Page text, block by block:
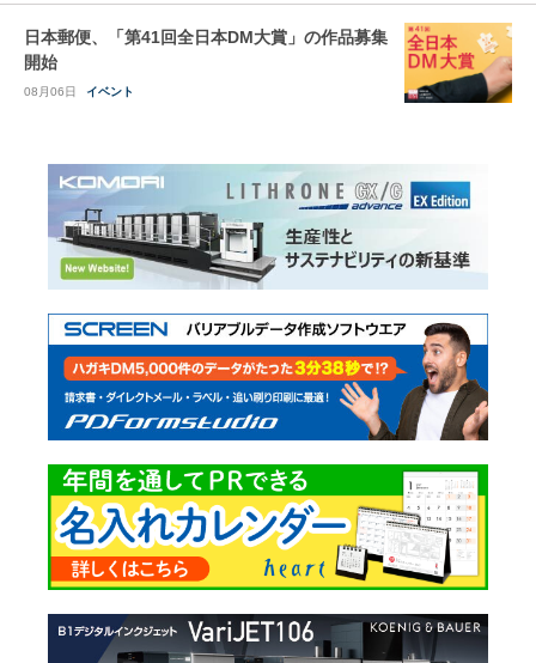
日本郵便、「第41回全日本DM大賞」の作品募集
開始
08月06日 イベント